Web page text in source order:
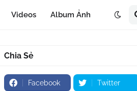
Videos Album Ảnh
Chia Sẻ
Facebook Twitter